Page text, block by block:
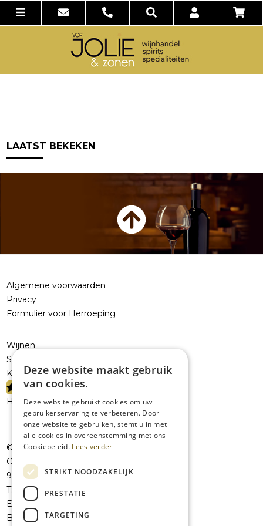
LAATST BEKEKEN
Algemene voorwaarden
Privacy
Formulier voor Herroeping
Wijnen
Sterke dranken
Kelderresten
PROMOTIES
Handelaars
© JolieVOF
Oudenaardsesteenweg 258a
9420 Erpe-Mere
T:
+32 53 41 07 42
E:
info@jolievof.be
BE 0808456101
Deze website maakt gebruik
van cookies.
Deze website gebruikt cookies om uw
gebruikerservaring te verbeteren. Door
onze website te gebruiken, stemt u in met
alle cookies in overeenstemming met ons
Cookiebeleid. Lees verder
STRIKT NOODZAKELIJK
PRESTATIE
TARGETING